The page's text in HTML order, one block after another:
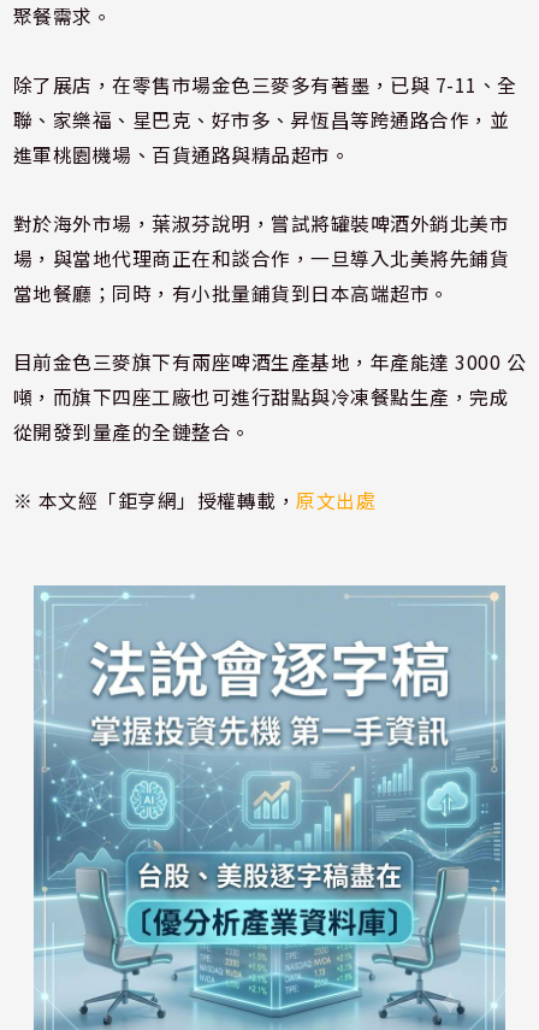
聚餐需求。
除了展店，在零售市場金色三麥多有著墨，已與 7-11、全
聯、家樂福、星巴克、好市多、昇恆昌等跨通路合作，並
進軍桃園機場、百貨通路與精品超市。
對於海外市場，葉淑芬說明，嘗試將罐裝啤酒外銷北美市
場，與當地代理商正在和談合作，一旦導入北美將先鋪貨
當地餐廳；同時，有小批量鋪貨到日本高端超市。
目前金色三麥旗下有兩座啤酒生產基地，年產能達 3000 公
噸，而旗下四座工廠也可進行甜點與冷凍餐點生產，完成
從開發到量產的全鏈整合。
※ 本文經「鉅亨網」授權轉載，原文出處